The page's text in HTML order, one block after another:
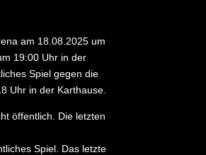
am 18.08.2025 um
19:00 Uhr in der
Spiel gegen die
Uhr in der Karthause.
öffentlich. Die letzten
Spiel. Das letzte